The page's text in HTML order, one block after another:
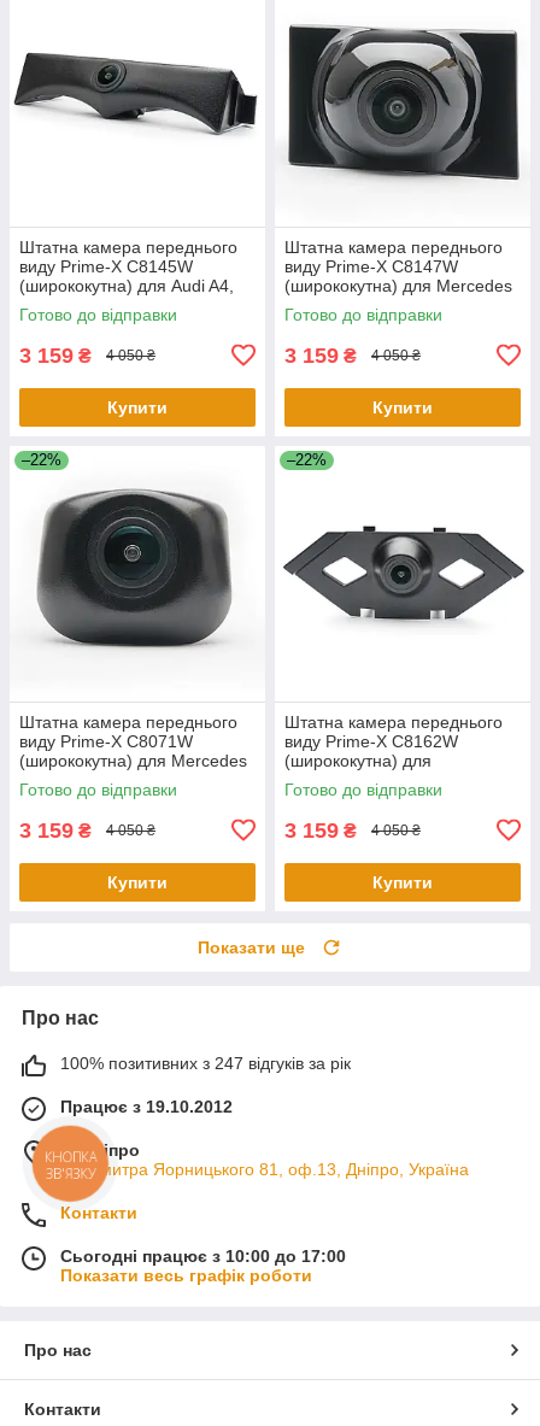
Штатна камера переднього
виду Prime-X C8145W
(ширококутна) для Audi A4,
A4L 2017-2018
Готово до відправки
3 159 ₴ 4 050 ₴
Купити
Штатна камера переднього
виду Prime-X C8147W
(ширококутна) для Mercedes
E-class 2016-2019
Готово до відправки
3 159 ₴ 4 050 ₴
Купити
–22%
Штатна камера переднього
виду Prime-X С8071W
(ширококутна) для Mercedes
S-Class W222, V222, X222
2015-2017
Готово до відправки
3 159 ₴ 4 050 ₴
Купити
–22%
Штатна камера переднього
виду Prime-X C8162W
(ширококутна) для
Volkswagen Tiguan L 2016
2017
Готово до відправки
3 159 ₴ 4 050 ₴
Купити
Показати ще
Про нас
100% позитивних з 247 відгуків за рік
Працює з 19.10.2012
м. Дніпро
пр. Дмитра Яорницького 81, оф.13, Дніпро, Україна
Контакти
Сьогодні працює з 10:00 до 17:00
Показати весь графік роботи
Про нас
Контакти
КНОПКА
ЗВ'ЯЗКУ